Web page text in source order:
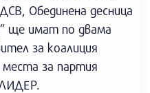
Обединена десница
ще имат по двама
за коалиция
места за партия